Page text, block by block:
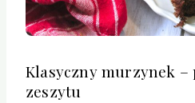
Klasyczny murzynek –
zeszytu